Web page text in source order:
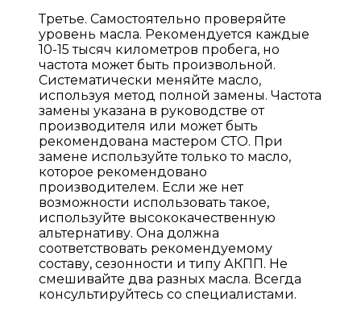
Третье. Самостоятельно проверяйте
уровень масла. Рекомендуется каждые
10-15 тысяч километров пробега, но
частота может быть произвольной.
Систематически меняйте масло,
используя метод полной замены. Частота
замены указана в руководстве от
производителя или может быть
рекомендована мастером СТО. При
замене используйте только то масло,
которое рекомендовано
производителем. Если же нет
возможности использовать такое,
используйте высококачественную
альтернативу. Она должна
соответствовать рекомендуемому
составу, сезонности и типу АКПП. Не
смешивайте два разных масла. Всегда
консультируйтесь со специалистами.